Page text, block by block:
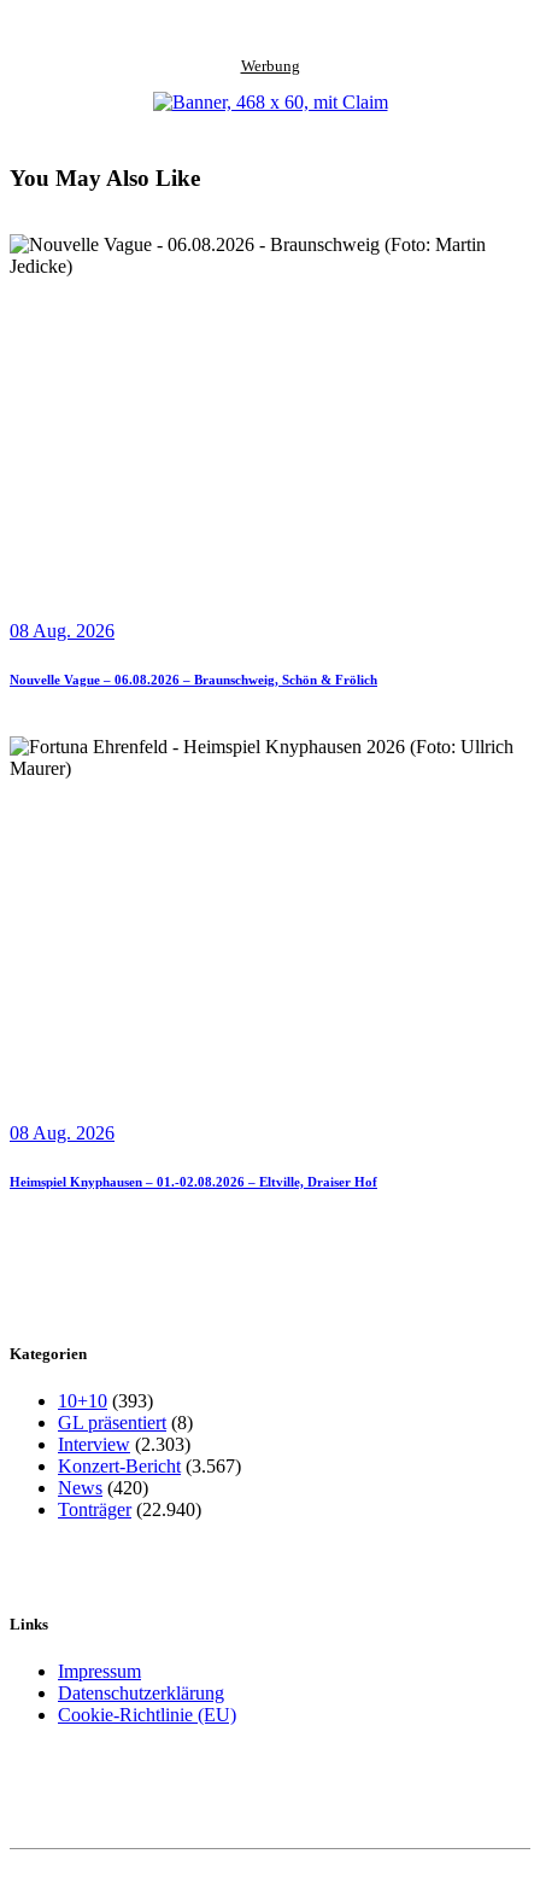
Werbung
You May Also Like
08 Aug. 2026
Nouvelle Vague – 06.08.2026 – Braunschweig, Schön & Frölich
08 Aug. 2026
Heimspiel Knyphausen – 01.-02.08.2026 – Eltville, Draiser Hof
Kategorien
10+10 (393)
GL präsentiert (8)
Interview (2.303)
Konzert-Bericht (3.567)
News (420)
Tonträger(22.940)
Links
Impressum
Datenschutzerklärung
Cookie-Richtlinie (EU)